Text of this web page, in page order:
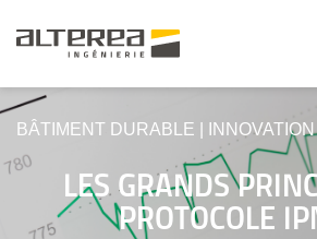
BÂTIMENT DURABLE INNOVATION
LES GRANDS
PROTOCOLE